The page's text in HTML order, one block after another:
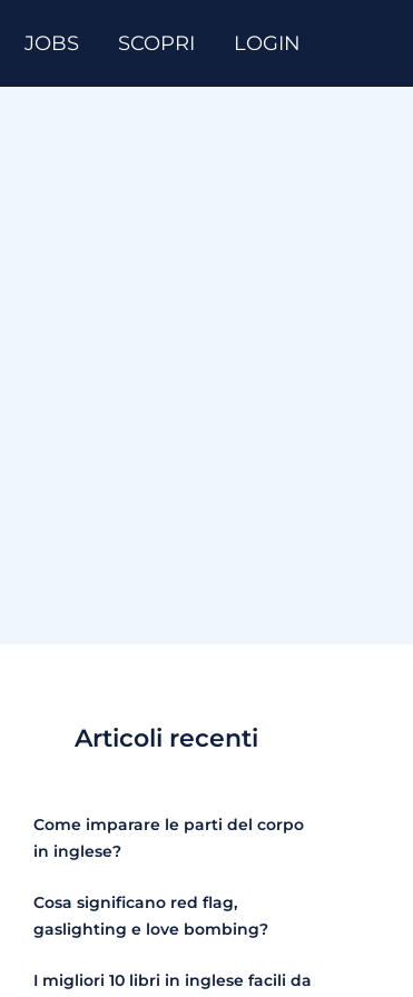
JOBS SCOPRI LOGIN
Articoli recenti
Come imparare le parti del corpo
in inglese?
Cosa significano red flag,
gaslighting e love bombing?
I migliori 10 libri in inglese facili da